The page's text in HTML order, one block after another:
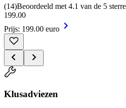
(14)Beoordeeld met 4.1 van de 5
199.00
Prijs: 199.00 euro
Klusadviezen